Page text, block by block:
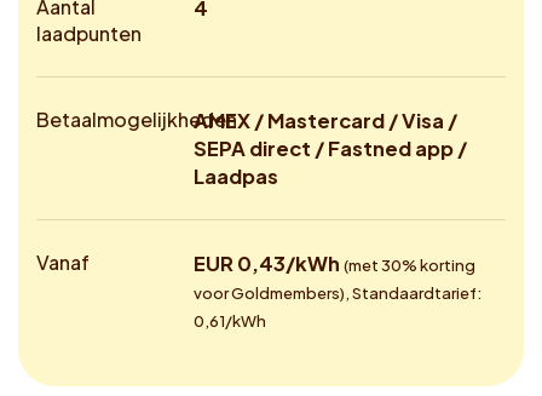
Aantal
laadpunten
4
BetaalmogelijkhedenAMEX / Mastercard / Visa /
SEPA direct / Fastned app /
Laadpas
Vanaf EUR 0,43/kWh (met 30% korting
voor Goldmembers), Standaardtarief:
0,61/kWh